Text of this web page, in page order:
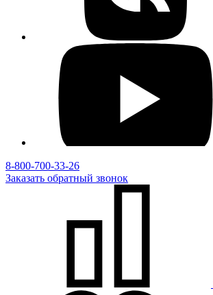
8-800-700-33-26
Заказать обратный звонок